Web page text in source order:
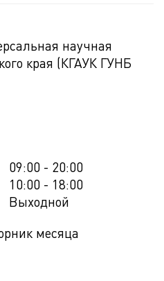
научная
края (КГАУК ГУНБ
09:00 - 20:00
10:00 - 18:00
Выходной
месяца